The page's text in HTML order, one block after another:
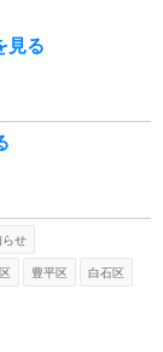
見る
らせ
豊平区 白石区